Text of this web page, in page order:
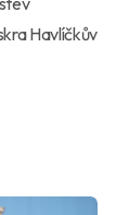
Havlíčkův